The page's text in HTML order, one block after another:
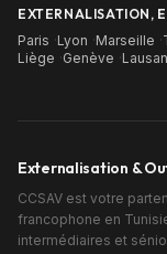
EXTERNALISATION,
Paris ·Lyon ·Marseille ·
Liège ·Genève ·
Externalisation &
CCSAV est votre
francophone en
intermédiaires et